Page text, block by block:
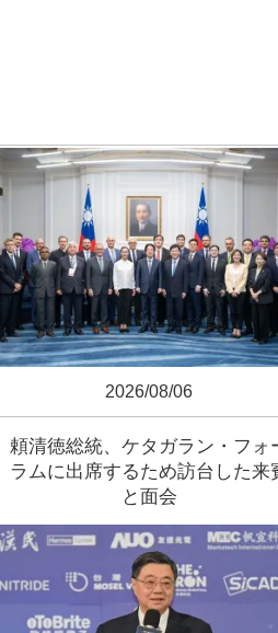
2026/08/06
頼清徳総統、ケタガラン・フォ
ラムに出席するため訪台した来
と面会